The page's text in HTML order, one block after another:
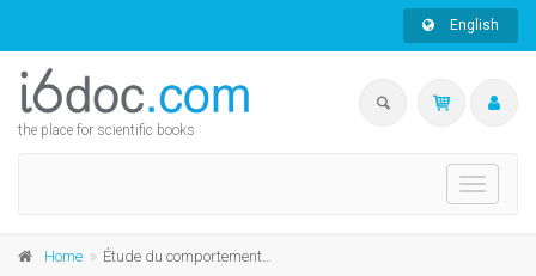
English
the place for scientific books
Toggle
Home Étude du comportement physiologique et agronomique de la tomate (Solanum lycopersicum L.) en réponse à un stress hydrique précoce